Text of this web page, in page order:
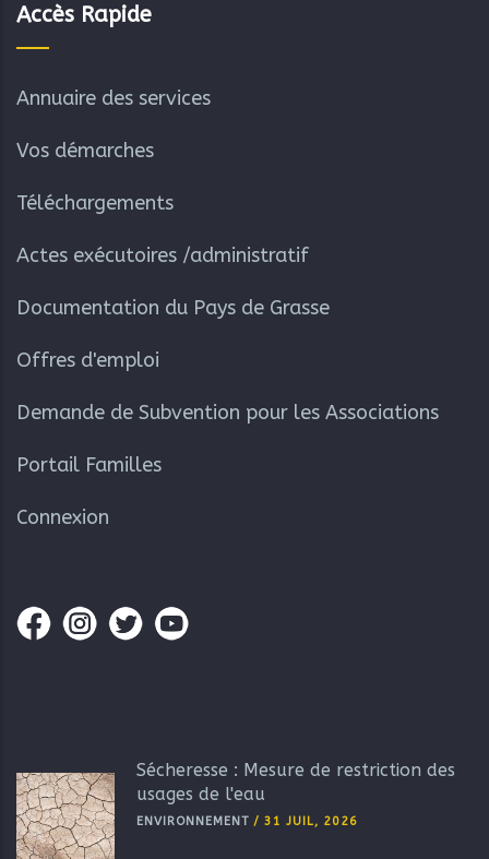
Accès Rapide
Annuaire des services
Vos démarches
Téléchargements
Actes exécutoires /administratif
Documentation du Pays de Grasse
Offres d'emploi
Demande de Subvention pour les Associations
Portail Familles
Connexion
Sécheresse : Mesure de restriction des
usages de l'eau
ENVIRONNEMENT / 31 JUIL, 2026